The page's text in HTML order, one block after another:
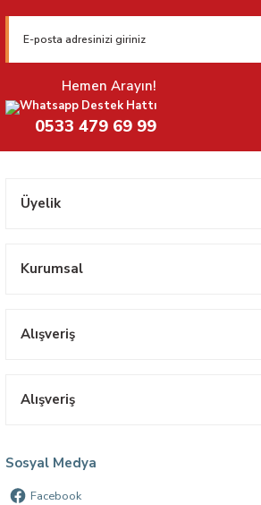
Hemen Arayın!
Whatsapp Destek Hattı
0533 479 69 99
Üyelik
Kurumsal
Alışveriş
Alışveriş
Sosyal Medya
Facebook